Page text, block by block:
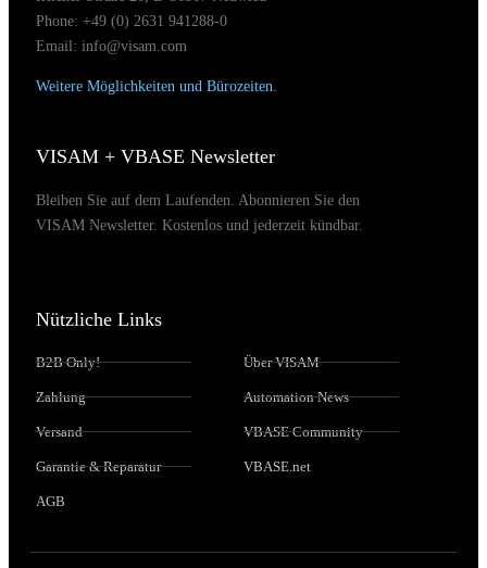
Phone: +49 (0) 2631 941288-0
Email: info@visam.com
Weitere Möglichkeiten und Bürozeiten.
VISAM + VBASE Newsletter
Bleiben Sie auf dem Laufenden. Abonnieren Sie den
VISAM Newsletter. Kostenlos und jederzeit kündbar.
Nützliche Links
B2B Only!
Zahlung
Versand
Garantie & Reparatur
AGB
Über VISAM
Automation News
VBASE Community
VBASE.net